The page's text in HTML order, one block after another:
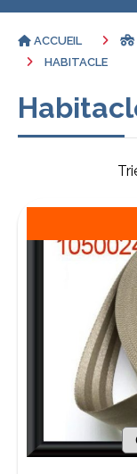
ACCUEIL
HABITACLE